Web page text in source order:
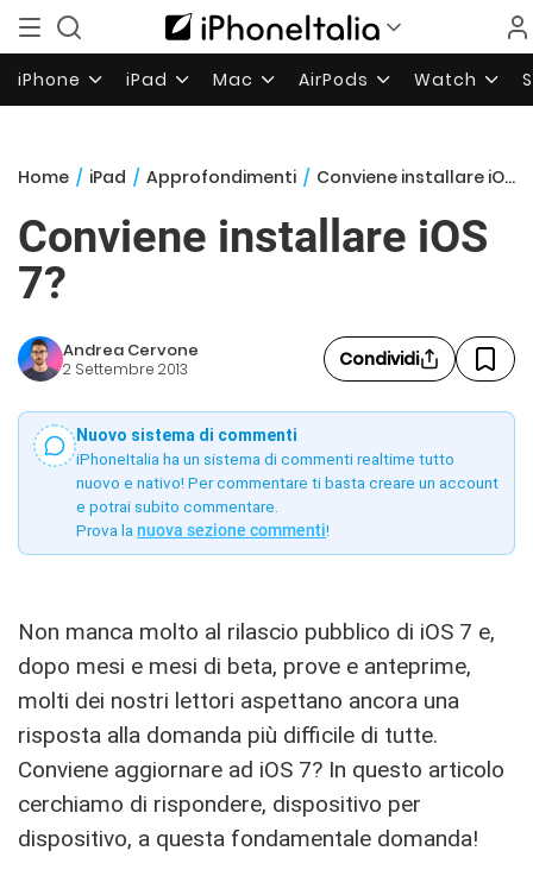
iPhone iPad Mac AirPods Watch
Home / iPad / Approfondimenti / Conviene installare iOS 7?
Conviene installare iOS
7?
Andrea Cervone
2 Settembre 2013 Condividi
Nuovo sistema di commenti
iPhoneItalia ha un sistema di commenti realtime tutto
nuovo e nativo! Per commentare ti basta creare un account
e potrai subito commentare.
Prova la nuova sezione commenti!
Non manca molto al rilascio pubblico di iOS 7 e,
dopo mesi e mesi di beta, prove e anteprime,
molti dei nostri lettori aspettano ancora una
risposta alla domanda più difficile di tutte.
Conviene aggiornare ad iOS 7? In questo articolo
cerchiamo di rispondere, dispositivo per
dispositivo, a questa fondamentale domanda!